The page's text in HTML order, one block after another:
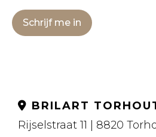
Schrijf me in
BRILART
Rijselstraat 11 | 8820